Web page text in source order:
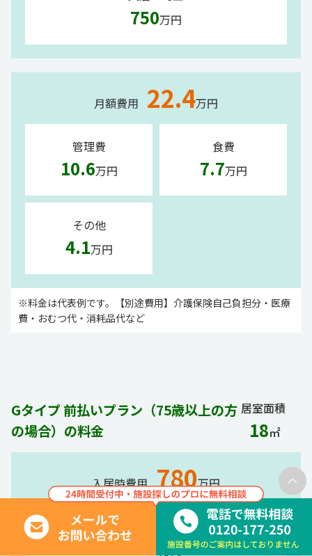
750万円
月額費用 22.4万円
管理費
10.6万円
食費
7.7万円
その他
4.1万円
※料金は代表例です。【別途費用】介護保険自己負担分・医療
費・おむつ代・消耗品代など
Gタイプ 前払いプラン（75歳以上の方
の場合）の料金
居室面積
18㎡
入居時費用 780万円
入居一時金
万円